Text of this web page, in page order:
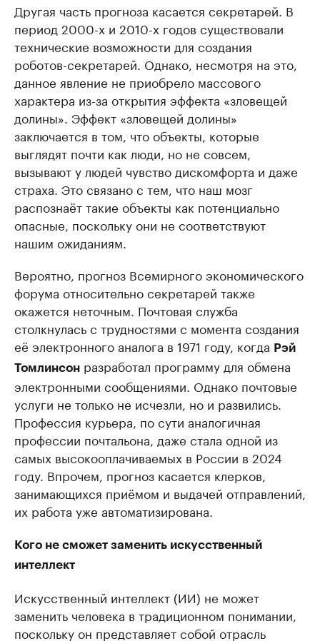
Другая часть прогноза касается секретарей. В
период 2000-х и 2010-х годов существовали
технические возможности для создания
роботов-секретарей. Однако, несмотря на это,
данное явление не приобрело массового
характера из-за открытия эффекта «зловещей
долины». Эффект «зловещей долины»
заключается в том, что объекты, которые
выглядят почти как люди, но не совсем,
вызывают у людей чувство дискомфорта и даже
страха. Это связано с тем, что наш мозг
распознаёт такие объекты как потенциально
опасные, поскольку они не соответствуют
нашим ожиданиям.
Вероятно, прогноз Всемирного экономического
форума относительно секретарей также
окажется неточным. Почтовая служба
столкнулась с трудностями с момента создания
её электронного аналога в 1971 году, когда Рэй
Томлинсон разработал программу для обмена
электронными сообщениями. Однако почтовые
услуги не только не исчезли, но и развились.
Профессия курьера, по сути аналогичная
профессии почтальона, даже стала одной из
самых высокооплачиваемых в России в 2024
году. Впрочем, прогноз касается клерков,
занимающихся приёмом и выдачей отправлений,
их работа уже автоматизирована.
Кого не сможет заменить искусственный
интеллект
Искусственный интеллект (ИИ) не может
заменить человека в традиционном понимании,
поскольку он представляет собой отрасль